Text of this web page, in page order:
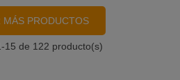
MÁS PRODUCTOS
-15 de 122 producto(s)